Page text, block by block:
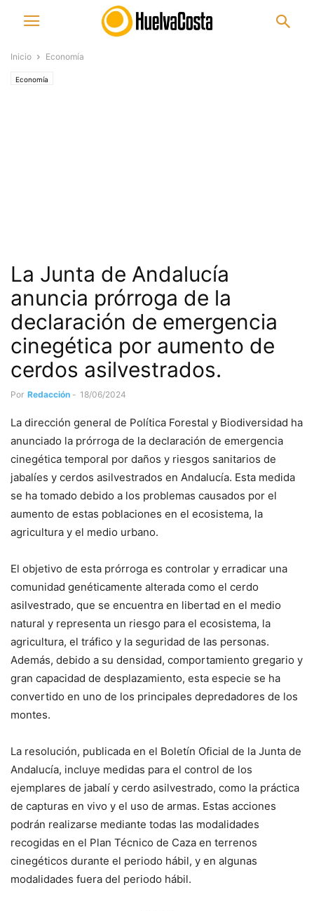
Inicio Economía
Economía
La Junta de Andalucía
anuncia prórroga de la
declaración de emergencia
cinegética por aumento de
cerdos asilvestrados.
Por Redacción - 18/06/2024
La dirección general de Política Forestal y Biodiversidad ha
anunciado la prórroga de la declaración de emergencia
cinegética temporal por daños y riesgos sanitarios de
jabalíes y cerdos asilvestrados en Andalucía. Esta medida
se ha tomado debido a los problemas causados por el
aumento de estas poblaciones en el ecosistema, la
agricultura y el medio urbano.
El objetivo de esta prórroga es controlar y erradicar una
comunidad genéticamente alterada como el cerdo
asilvestrado, que se encuentra en libertad en el medio
natural y representa un riesgo para el ecosistema, la
agricultura, el tráfico y la seguridad de las personas.
Además, debido a su densidad, comportamiento gregario y
gran capacidad de desplazamiento, esta especie se ha
convertido en uno de los principales depredadores de los
montes.
La resolución, publicada en el Boletín Oficial de la Junta de
Andalucía, incluye medidas para el control de los
ejemplares de jabalí y cerdo asilvestrado, como la práctica
de capturas en vivo y el uso de armas. Estas acciones
podrán realizarse mediante todas las modalidades
recogidas en el Plan Técnico de Caza en terrenos
cinegéticos durante el periodo hábil, y en algunas
modalidades fuera del periodo hábil.